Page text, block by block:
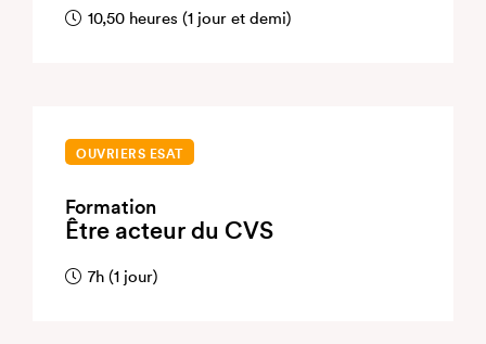
10,50 heures (1 jour et demi)
OUVRIERS ESAT
Formation
Être acteur du CVS
7h (1 jour)